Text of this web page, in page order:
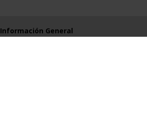
Información General